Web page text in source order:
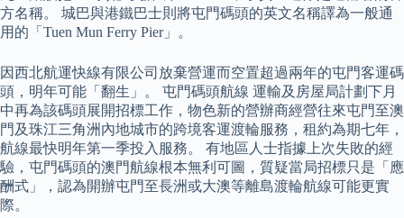
方名稱。 城巴與港鐵巴士則將屯門碼頭的英文名稱譯為一般通
用的「Tuen Mun Ferry Pier」。
因西北航運快線有限公司放棄營運而空置超過兩年的屯門客運碼
頭，明年可能「翻生」。 屯門碼頭航線 運輸及房屋局計劃下月
中再為該碼頭展開招標工作，物色新的營辦商經營往來屯門至澳
門及珠江三角洲內地城市的跨境客運渡輪服務，租約為期七年，
航線最快明年第一季投入服務。 有地區人士指據上次失敗的經
驗，屯門碼頭的澳門航線根本無利可圖，質疑當局招標只是「應
酬式」，認為開辦屯門至長洲或大澳等離島渡輪航線可能更實
際。